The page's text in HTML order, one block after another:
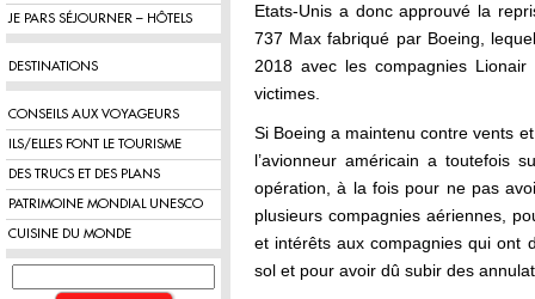
JE PARS SÉJOURNER – HÔTELS
DESTINATIONS
CONSEILS AUX VOYAGEURS
ILS/ELLES FONT LE TOURISME
DES TRUCS ET DES PLANS
PATRIMOINE MONDIAL UNESCO
CUISINE DU MONDE
Etats-Unis a donc approuvé la
737 Max fabriqué par Boeing,
2018 avec les compagnies
victimes.
Si Boeing a maintenu contre vents
l’avionneur américain a toutefois
opération, à la fois pour ne pas
plusieurs compagnies aériennes,
et intérêts aux compagnies qui ont
sol et pour avoir dû subir des